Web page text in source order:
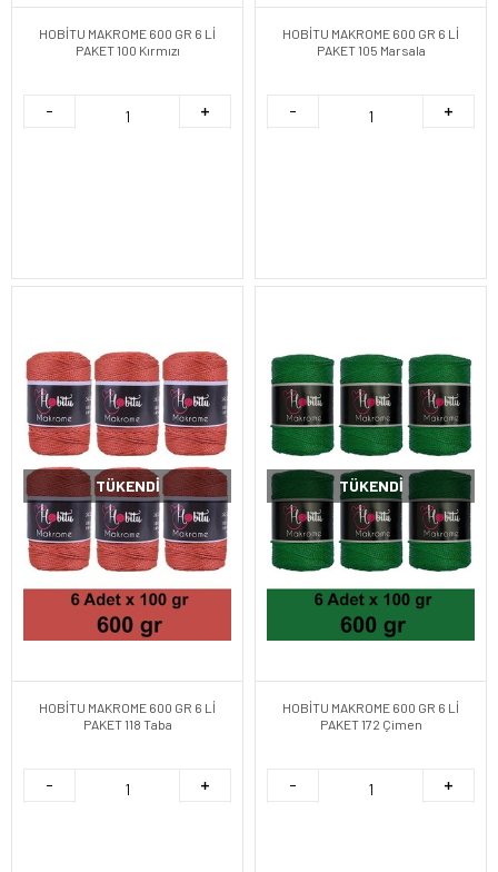
HOBİTU MAKROME 600 GR 6 Lİ
PAKET 100 Kırmızı
HOBİTU MAKROME 600 GR 6 Lİ
PAKET 105 Marsala
TÜKENDI
HOBİTU MAKROME 600 GR 6 Lİ
PAKET 118 Taba
TÜKENDI
HOBİTU MAKROME 600 GR 6 Lİ
PAKET 172 Çimen